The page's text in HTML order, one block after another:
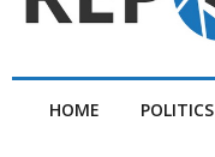
HOME POLITICS